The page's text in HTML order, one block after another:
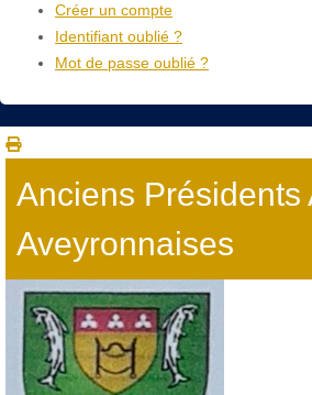
Créer un compte
Identifiant oublié ?
Mot de passe oublié ?
Anciens Présidents
Aveyronnaises